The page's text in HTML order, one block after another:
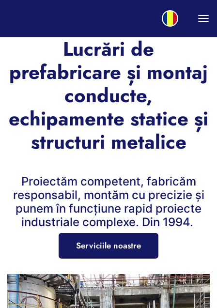
Lucrări de
prefabricare și montaj
conducte,
echipamente statice și
structuri metalice
Proiectăm competent, fabricăm
responsabil, montăm cu precizie și
punem în funcțiune rapid proiecte
industriale complexe. Din 1994.
Serviciile noastre